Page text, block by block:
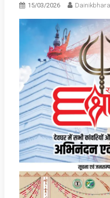
15/03/2026